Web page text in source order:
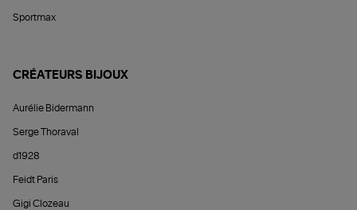
Sportmax
CRÉATEURS BIJOUX
Aurélie Bidermann
Serge Thoraval
d1928
Feidt Paris
Gigi Clozeau